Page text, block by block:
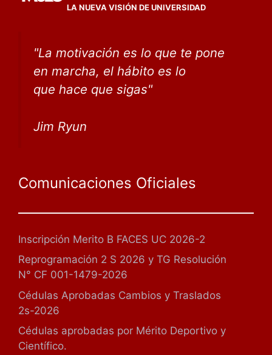
LA NUEVA VISIÓN DE UNIVERSIDAD
"La motivación es lo que te pone
en marcha, el hábito es lo
que hace que sigas"
Jim Ryun
Comunicaciones Oficiales
Inscripción Merito B FACES UC 2026-2
Reprogramación 2 S 2026 y TG Resolución
N° CF 001-1479-2026
Cédulas Aprobadas Cambios y Traslados
2s-2026
Cédulas aprobadas por Mérito Deportivo y
Científico.